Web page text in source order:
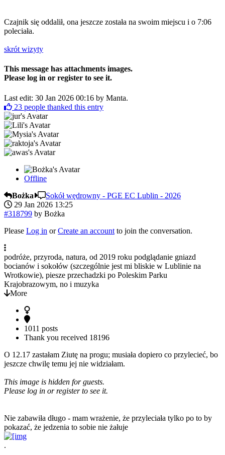
Czajnik się oddalił, ona jeszcze została na swoim miejscu i o 7:06
poleciała.
skrót wizyty
This message has attachments images.
Please log in or register to see it.
Last edit: 30 Jan 2026 00:16 by Manta.
23 people thanked this entry
Offline
Bożka
Sokół wędrowny - PGE EC Lublin - 2026
29 Jan 2026 13:25
#318799 by Bożka
Please Log in orCreate an account to join the conversation.
podróże, przyroda, natura, od 2019 roku podglądanie gniazd
bocianów i sokołów (szczególnie jest mi bliskie w Lublinie na
Wrotkowie), piesze przechadzki po Poleskim Parku
Krajobrazowym, no i muzyka
More
1011 posts
Thank you received 18196
O 12.17 zastałam Ziutę na progu; musiała dopiero co przylecieć, bo
jeszcze chwilę temu jej nie widziałam.
This image is hidden for guests.
Please log in or register to see it.
Nie zabawiła długo - mam wrażenie, że przyleciała tylko po to by
pokazać, że jedzenia to sobie nie żałuje
.